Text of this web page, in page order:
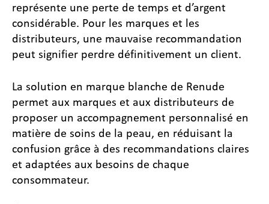
représente une perte de temps et d’argent
considérable. Pour les marques et les
distributeurs, une mauvaise recommandation
peut signifier perdre définitivement un client.
La solution en marque blanche de Renude
permet aux marques et aux distributeurs de
proposer un accompagnement personnalisé en
matière de soins de la peau, en réduisant la
confusion grâce à des recommandations claires
et adaptées aux besoins de chaque
consommateur.